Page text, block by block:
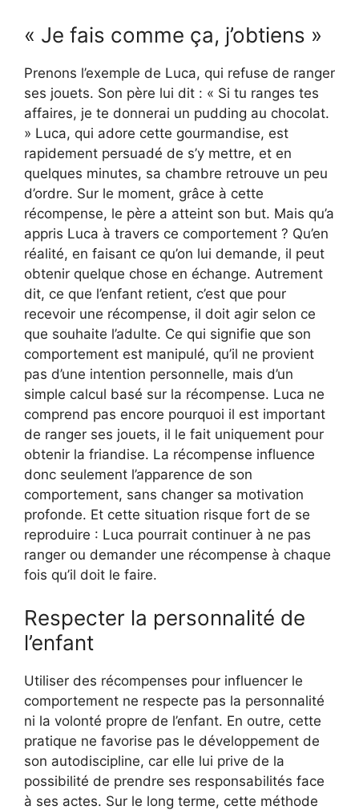
« Je fais comme ça, j’obtiens »
Prenons l’exemple de Luca, qui refuse de ranger
ses jouets. Son père lui dit : « Si tu ranges tes
affaires, je te donnerai un pudding au chocolat.
» Luca, qui adore cette gourmandise, est
rapidement persuadé de s’y mettre, et en
quelques minutes, sa chambre retrouve un peu
d’ordre. Sur le moment, grâce à cette
récompense, le père a atteint son but. Mais qu’a
appris Luca à travers ce comportement ? Qu’en
réalité, en faisant ce qu’on lui demande, il peut
obtenir quelque chose en échange. Autrement
dit, ce que l’enfant retient, c’est que pour
recevoir une récompense, il doit agir selon ce
que souhaite l’adulte. Ce qui signifie que son
comportement est manipulé, qu’il ne provient
pas d’une intention personnelle, mais d’un
simple calcul basé sur la récompense. Luca ne
comprend pas encore pourquoi il est important
de ranger ses jouets, il le fait uniquement pour
obtenir la friandise. La récompense influence
donc seulement l’apparence de son
comportement, sans changer sa motivation
profonde. Et cette situation risque fort de se
reproduire : Luca pourrait continuer à ne pas
ranger ou demander une récompense à chaque
fois qu’il doit le faire.
Respecter la personnalité de
l’enfant
Utiliser des récompenses pour influencer le
comportement ne respecte pas la personnalité
ni la volonté propre de l’enfant. En outre, cette
pratique ne favorise pas le développement de
son autodiscipline, car elle lui prive de la
possibilité de prendre ses responsabilités face
à ses actes. Sur le long terme, cette méthode